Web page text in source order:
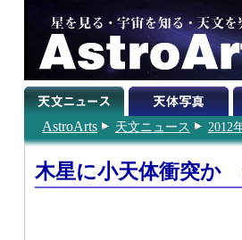
AstroArts 天文ニュース 2012
木星に小天体衝突か